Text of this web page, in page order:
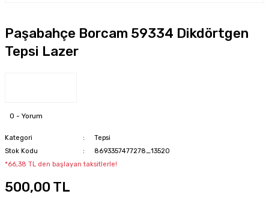
Paşabahçe Borcam 59334 Dikdörtgen
Tepsi Lazer
0 - Yorum
Kategori
Tepsi
Stok Kodu
8693357477278_13520
*66,38 TL den başlayan taksitlerle!
500,00 TL